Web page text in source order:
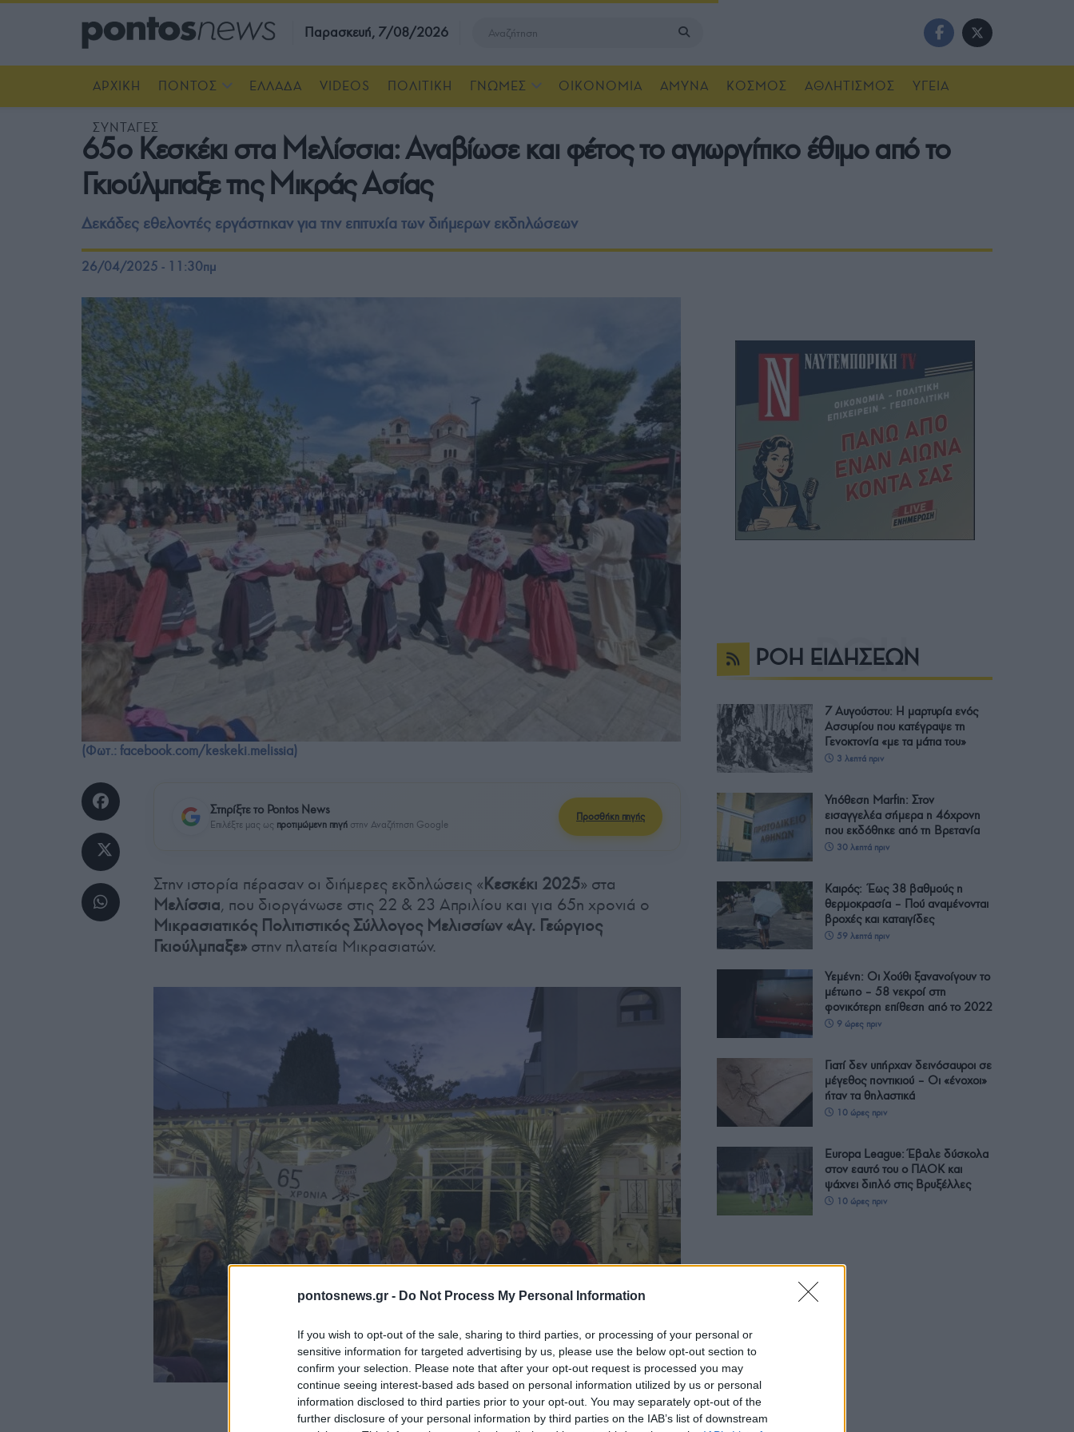
pontosnews.gr - Do Not Process My Personal Information
If you wish to opt-out of the sale, sharing to third parties, or processing of your personal or
sensitive information for targeted advertising by us, please use the below opt-out section to
confirm your selection. Please note that after your opt-out request is processed you may
continue seeing interest-based ads based on personal information utilized by us or personal
information disclosed to third parties prior to your opt-out. You may separately opt-out of the
further disclosure of your personal information by third parties on the IAB’s list of downstream
Παρασκευή, 7/08/2026
ΑΡΧΙΚΗ ΠΟΝΤΟΣ ΕΛΛΑΔΑ VIDEOS ΠΟΛΙΤΙΚΗ ΓΝΩΜΕΣ ΟΙΚΟΝΟΜΙΑ ΑΜΥΝΑ ΚΟΣΜΟΣ ΑΘΛΗΤΙΣΜΟΣ ΥΓΕΙΑ
ΣΥΝΤΑΓΕΣ
65ο Κεσκέκι στα Μελίσσια: Αναβίωσε και φέτος το αγιωργίτικο έθιμο από το
Γκιούλμπαξε της Μικράς Ασίας
Δεκάδες εθελοντές εργάστηκαν για την επιτυχία των διήμερων εκδηλώσεων
26/04/2025 - 11:30πμ
(Φωτ.: facebook.com/keskeki.melissia)
Στηρίξτε το Pontos News
Επιλέξτε μας ως προτιμώμενη πηγή στην Αναζήτηση Google
Προσθήκη πηγής
Στην ιστορία πέρασαν οι διήμερες εκδηλώσεις «Κεσκέκι 2025» στα
Μελίσσια, που διοργάνωσε στις 22 & 23 Απριλίου και για 65η χρονιά ο
Μικρασιατικός Πολιτιστικός Σύλλογος Μελισσίων «Αγ. Γεώργιος
Γκιούλμπαξε» στην πλατεία Μικρασιατών.
(Φωτ.: facebook.com/keskeki.melissia)
ΡΟΗ ΕΙΔΗΣΕΩΝ
7 Αυγούστου: Η μαρτυρία ενός
Ασσυρίου που κατέγραψε τη
Γενοκτονία «με τα μάτια του»
3 λεπτά πριν
Υπόθεση Marfin: Στον
εισαγγελέα σήμερα η 46χρονη
που εκδόθηκε από τη Βρετανία
30 λεπτά πριν
Καιρός: Έως 38 βαθμούς η
θερμοκρασία – Πού αναμένονται
βροχές και καταιγίδες
59 λεπτά πριν
Υεμένη: Οι Χούθι ξανανοίγουν το
μέτωπο – 58 νεκροί στη
φονικότερη επίθεση από το 2022
9 ώρες πριν
Γιατί δεν υπήρχαν δεινόσαυροι σε
μέγεθος ποντικιού – Οι «ένοχοι»
ήταν τα θηλαστικά
10 ώρες πριν
Europa League: Έβαλε δύσκολα
στον εαυτό του ο ΠΑΟΚ και
ψάχνει διπλό στις Βρυξέλλες
10 ώρες πριν